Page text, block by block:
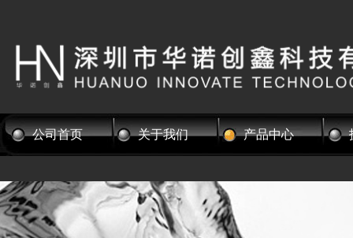
公司首页 关于我们 产品中心